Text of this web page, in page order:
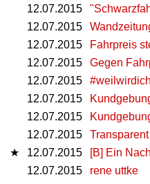
12.07.2015
12.07.2015
12.07.2015
Fahrpreis
12.07.2015
Gegen
12.07.2015
12.07.2015
12.07.2015
12.07.2015
★ 12.07.2015
[B] Ein
12.07.2015
rene uttke